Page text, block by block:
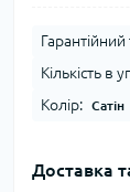
Гарантійний
Кількість в
Колір: Сатін
Доставка